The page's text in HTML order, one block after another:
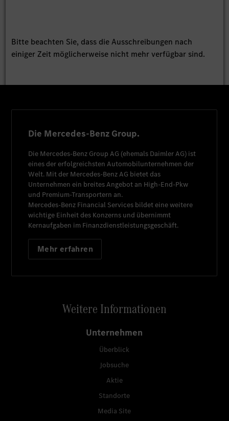
Bitte beachten Sie, dass die Ausschreibungen nach
einiger Zeit möglicherweise nicht mehr verfügbar sind.
Die Mercedes-Benz Group.
Die Mercedes-Benz Group AG (ehemals Daimler AG) ist
eines der erfolgreichsten Automobilunternehmen der
Welt. Mit der Mercedes-Benz AG bietet das
Unternehmen ein breites Angebot an High-End-Pkw
und Premium-Transportern an.
Mercedes-Benz Financial Services bildet eine weitere
wichtige Einheit des Konzerns und übernimmt
Kernaufgaben im Finanzdienstleistungsgeschäft.
Mehr erfahren
Weitere Informationen
Unternehmen
Überblick
Jobsuche
Aktie
Standorte
Media Site